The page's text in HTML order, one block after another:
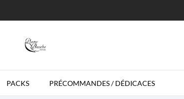
PACKS PRÉCOMMANDES / DÉDICACES